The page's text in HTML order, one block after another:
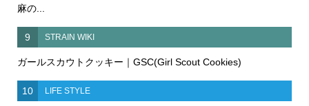
麻の...
9 STRAIN WIKI
ガールスカウトクッキー｜GSC(Girl Scout Cookies)
10 LIFE STYLE